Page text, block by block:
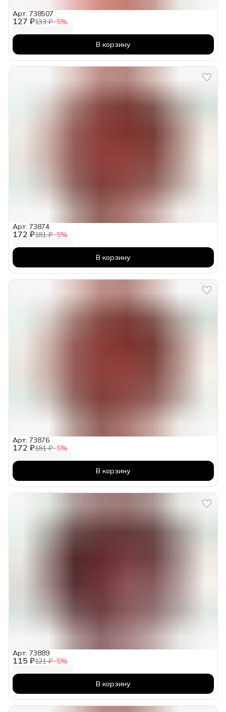
127 ₽133 ₽−5%
Арт: 738507
В корзину
172 ₽181 ₽−5%
Арт: 73874
В корзину
172 ₽181 ₽−5%
Арт: 73876
В корзину
115 ₽121 ₽−5%
Арт: 73889
В корзину